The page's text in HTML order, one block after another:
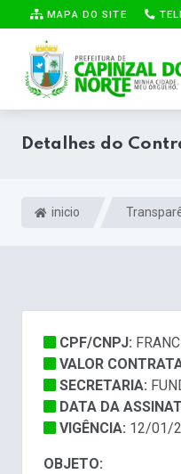
MAPA DO SITE
Detalhes do
inicio
CPF/CNPJ:
VALOR
SECRETARIA:
DATA DA
VIGÊNCIA: 12/01/
OBJETO: